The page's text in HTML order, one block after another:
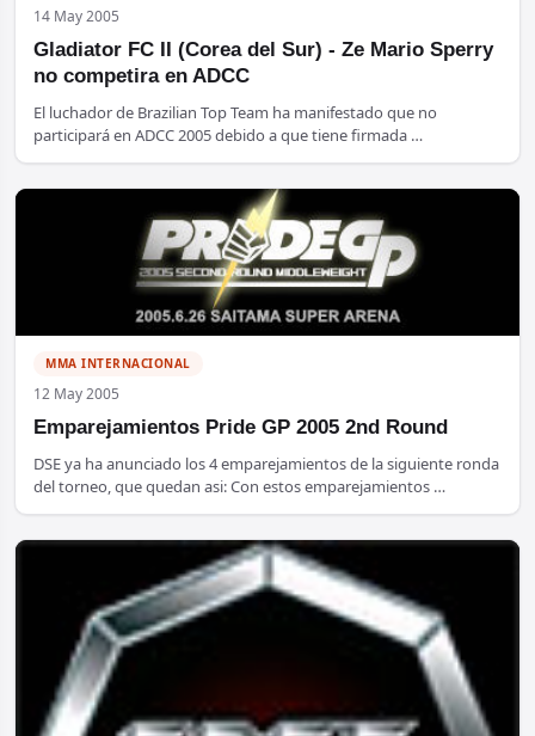
14 May 2005
Gladiator FC II (Corea del Sur) - Ze Mario Sperry
no competira en ADCC
El luchador de Brazilian Top Team ha manifestado que no
participará en ADCC 2005 debido a que tiene firmada …
MMA INTERNACIONAL
12 May 2005
Emparejamientos Pride GP 2005 2nd Round
DSE ya ha anunciado los 4 emparejamientos de la siguiente ronda
del torneo, que quedan asi: Con estos emparejamientos …